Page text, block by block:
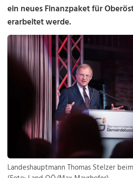
ein neues Finanzpaket für
erarbeitet werde.
Landeshauptmann Thomas Stelzer